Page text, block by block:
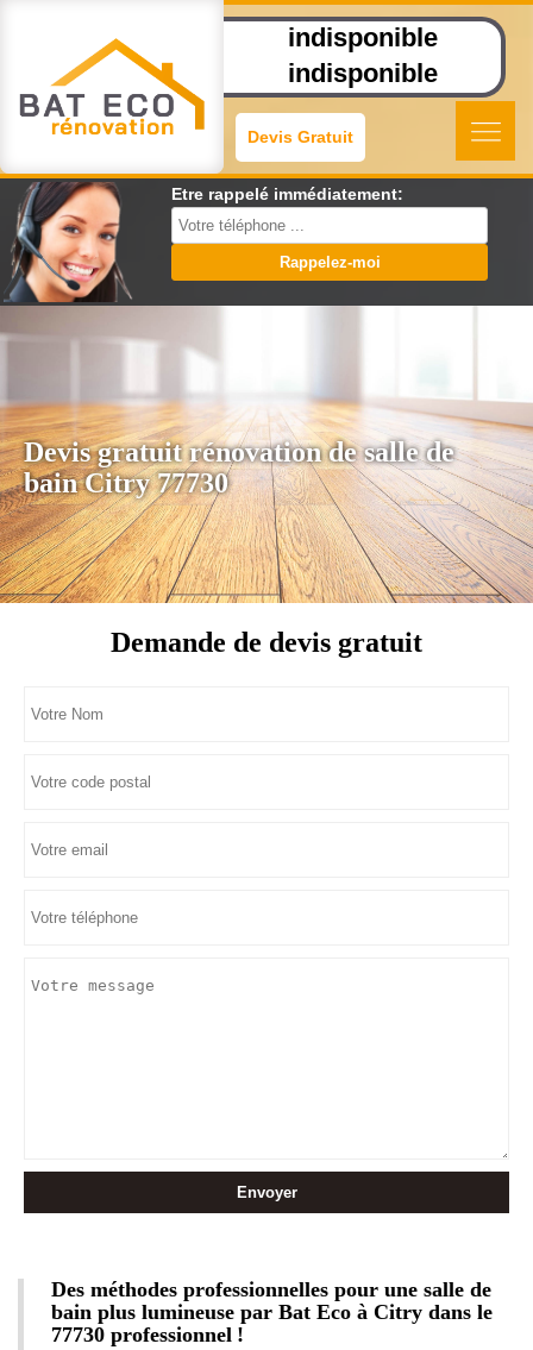
indisponible
indisponible
Devis Gratuit
Etre rappelé immédiatement:
Devis gratuit rénovation de salle de
bain Citry 77730
Demande de devis gratuit
Des méthodes professionnelles pour une salle de
bain plus lumineuse par Bat Eco à Citry dans le
77730 professionnel !